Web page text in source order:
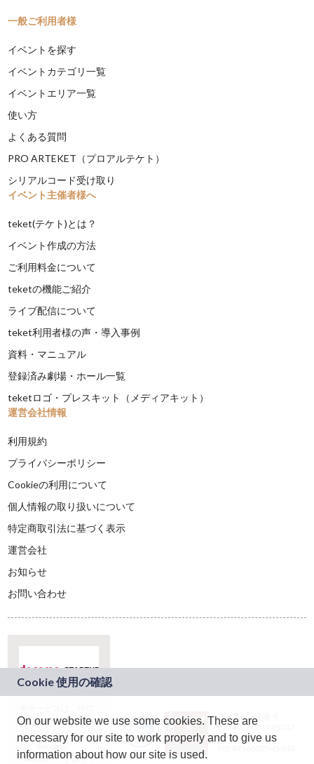
一般ご利用者様
イベントを探す
イベントカテゴリ一覧
イベントエリア一覧
使い方
よくある質問
PRO ARTEKET（プロアルテケト）
シリアルコード受け取り
イベント主催者様へ
teket(テケト)とは？
イベント作成の方法
ご利用料金について
teketの機能ご紹介
ライブ配信について
teket利用者様の声・導入事例
資料・マニュアル
登録済み劇場・ホール一覧
teketロゴ・プレスキット（メディアキット）
運営会社情報
利用規約
プライバシーポリシー
Cookieの利用について
個人情報の取り扱いについて
特定商取引法に基づく表示
運営会社
お知らせ
お問い合わせ
ドコモグループの新
規事業創出プログラ
ム「docomo
STARTUP」を通じて
JASRAC許諾番号：
9024936001Y45037
JASRAC許諾番号：
On our website we use some cookies. These are
necessary for our site to work properly and to give us
information about how our site is used.